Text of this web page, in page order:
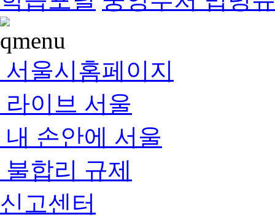
서울시홈페이지
라이브 서울
내 손안에 서울
불합리 규제
신고센터